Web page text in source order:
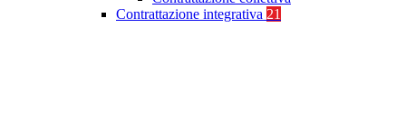
Contrattazione integrativa 21